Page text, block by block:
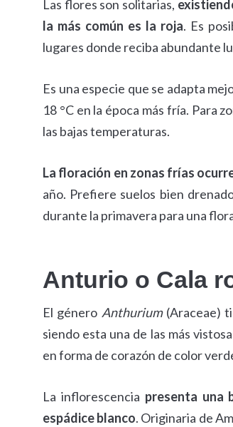
Las flores son solitarias,
la más común es la roja. Es
lugares donde reciba abundante
Es una especie que se adapta
18 °C en la época más fría. Para
las bajas temperaturas.
La floración en zonas frías
año. Prefiere suelos bien
durante la primavera para una
Anturio o Cala
El género Anthurium(Araceae)
siendo esta una de las más
en forma de corazón de color
La inflorescencia presenta una
espádice blanco. Originaria de